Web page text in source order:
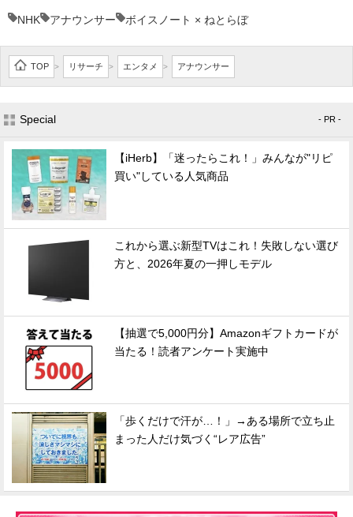
NHK アナウンサー ボイスノート × ねとらぼ
TOP > リサーチ > エンタメ > アナウンサー
Special - PR -
【iHerb】「迷ったらこれ！」みんなが"リピ
買い"している人気商品
これから選ぶ新型TVはこれ！失敗しない選び
方と、2026年夏の一押しモデル
【抽選で5,000円分】Amazonギフトカードが
当たる！読者アンケート実施中
「歩くだけで汗が…！」→ある場所で立ち止
まった人だけ気づく“レア広告”